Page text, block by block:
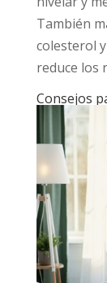
También
colesterol
reduce los
Consejos